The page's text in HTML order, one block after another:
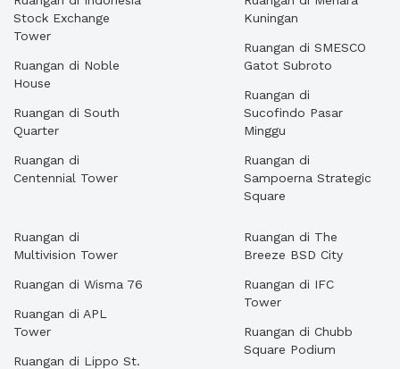
Stock Exchange
Tower
Ruangan di Noble
House
Ruangan di South
Quarter
Ruangan di
Centennial Tower
Kuningan
Ruangan di SMESCO
Gatot Subroto
Ruangan di
Sucofindo Pasar
Minggu
Ruangan di
Sampoerna Strategic
Square
Ruangan di
Multivision Tower
Ruangan di Wisma 76
Ruangan di APL
Tower
Ruangan di Lippo St.
Ruangan di The
Breeze BSD City
Ruangan di IFC
Tower
Ruangan di Chubb
Square Podium